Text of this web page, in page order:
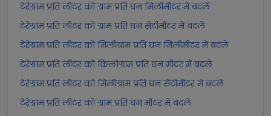
टेरेग्राम प्रति लीटर को ग्राम प्रति घन मिलीमीटर में बदलें
टेरेग्राम प्रति लीटर को ग्राम प्रति घन सेंटीमीटर में बदलें
टेरेग्राम प्रति लीटर को मिलीग्राम प्रति घन मिलीमीटर में बदलें
टेरेग्राम प्रति लीटर को किलोग्राम प्रति घन मीटर में बदलें
टेरेग्राम प्रति लीटर को मिलीग्राम प्रति घन सेंटीमीटर में बदलें
टेरेग्राम प्रति लीटर को ग्राम प्रति घन मीटर में बदलें